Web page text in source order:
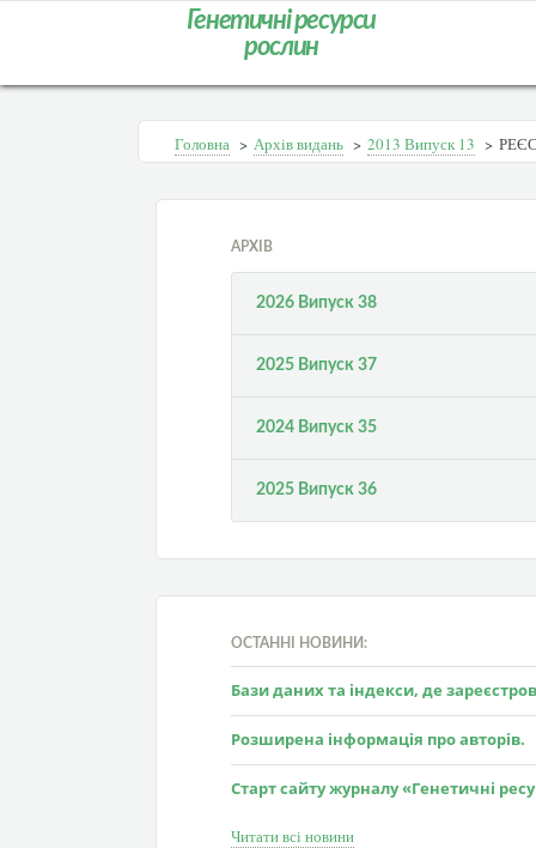
Генетичні ресурси
рослин
Головна > Архів видань > 2013 Випуск 13 >
АРХІВ
2026 Випуск 38
2025 Випуск 37
2024 Випуск 35
2025 Випуск 36
ОСТАННІ НОВИНИ:
Бази даних та індекси, де
Розширена інформація про авторів.
Старт сайту журналу «Генетичні
Читати всі новини